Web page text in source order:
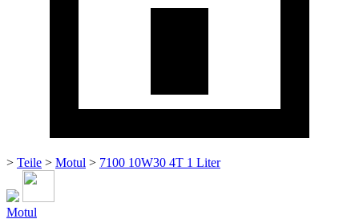
> Teile > Motul > 7100 10W30 4T 1 Liter
Motul